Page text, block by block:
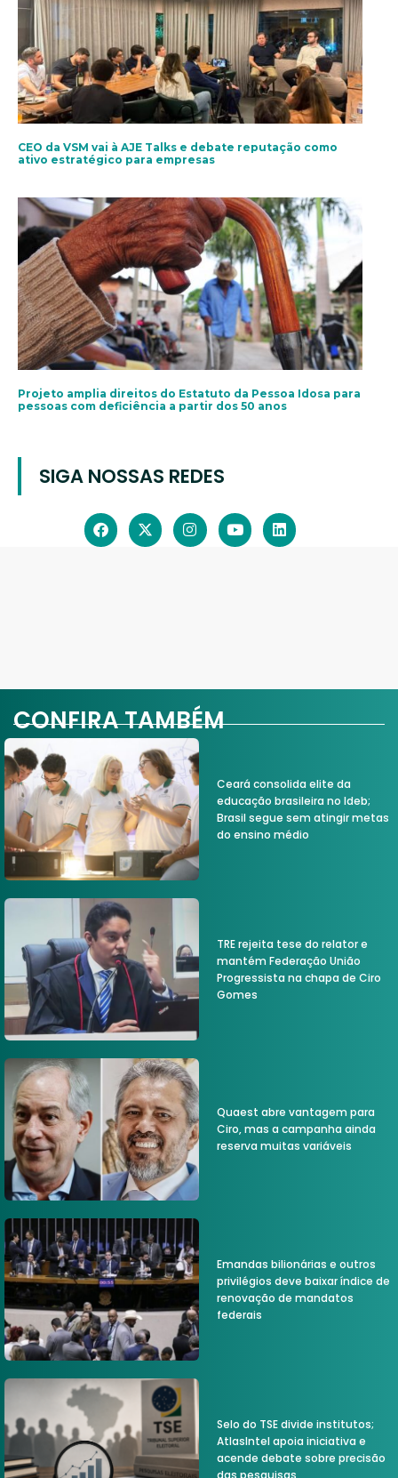
CEO da VSM vai à AJE Talks e debate reputação como
ativo estratégico para empresas
Projeto amplia direitos do Estatuto da Pessoa Idosa para
pessoas com deficiência a partir dos 50 anos
SIGA NOSSAS REDES
CONFIRA TAMBÉM
Ceará consolida elite da
educação brasileira no Ideb;
Brasil segue sem atingir metas
do ensino médio
TRE rejeita tese do relator e
mantém Federação União
Progressista na chapa de Ciro
Gomes
Quaest abre vantagem para
Ciro, mas a campanha ainda
reserva muitas variáveis
Emandas bilionárias e outros
privilégios deve baixar índice de
renovação de mandatos
federais
Selo do TSE divide institutos;
AtlasIntel apoia iniciativa e
acende debate sobre precisão
das pesquisas